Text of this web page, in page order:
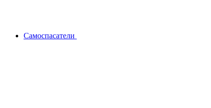
Самоспасатели